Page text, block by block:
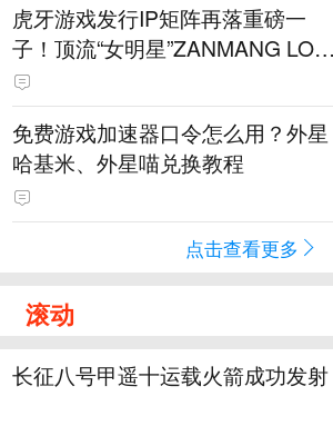
虎牙游戏发行IP矩阵再落重磅一
子！顶流“女明星”ZANMANG LOO
PY 正版3D消除手游《消消奇遇》
惊喜曝光
免费游戏加速器口令怎么用？外星
哈基米、外星喵兑换教程
点击查看更多
滚动
长征八号甲遥十运载火箭成功发射